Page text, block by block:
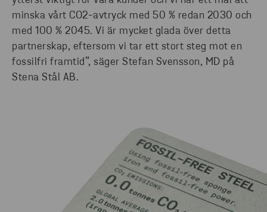
minska vårt CO2-avtryck med 50 % redan 2030 och
med 100 % 2045. Vi är mycket glada över detta
partnerskap, eftersom vi tar ett stort steg mot en
fossilfri framtid”, säger Stefan Svensson, MD på
Stena Stål AB.